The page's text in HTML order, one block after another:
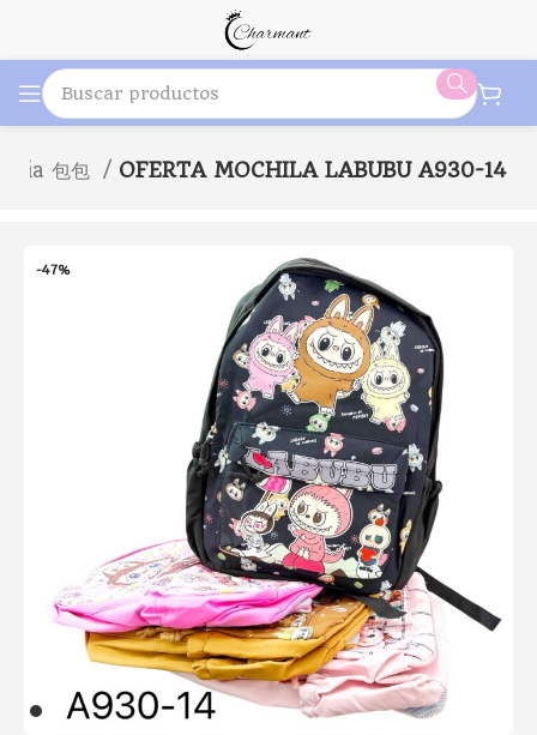
包包 OFERTA MOCHILA LABUBU A930-14
-47%